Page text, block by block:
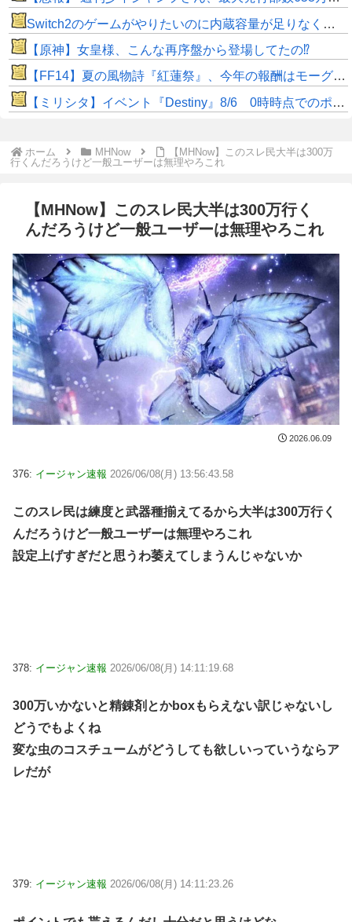
Switch2のゲームがやりたいのに内蔵容量が足りなくてゲームができない
【原神】女皇様、こんな再序盤から登場してたの⁉
【FF14】夏の風物詩『紅蓮祭』、今年の報酬はモーグリ特大マウント！ヒカセン達の評価はいかに？「水着や浴衣などのかわいいオシャレ装備が良かった」との声も
【ミリシタ】イベント『Destiny』8/6 0時時点でのポイント、ハイスコアのボーダー
ホーム MHNow
【MHNow】このスレ民大半は300万
行くんだろうけど一般ユーザーは無理やろこれ
【MHNow】このスレ民大半は300万行く
んだろうけど一般ユーザーは無理やろこれ
2026.06.09
376: イージャン速報 2026/06/08(月) 13:56:43.58
このスレ民は練度と武器種揃えてるから大半は300万行く
んだろうけど一般ユーザーは無理やろこれ
設定上げすぎだと思うわ萎えてしまうんじゃないか
378: イージャン速報 2026/06/08(月) 14:11:19.68
300万いかないと精錬剤とかboxもらえない訳じゃないし
どうでもよくね
変な虫のコスチュームがどうしても欲しいっていうならア
レだが
379: イージャン速報 2026/06/08(月) 14:11:23.26